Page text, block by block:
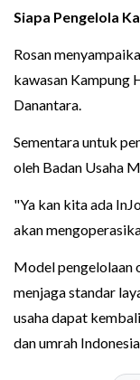
Siapa Pengelola
Rosan
kawasan Kampung
Danantara.
Sementara untuk
oleh Badan Usaha
"Ya kan kita ada
akan
Model pengelolaan
menjaga standar
usaha dapat
dan umrah